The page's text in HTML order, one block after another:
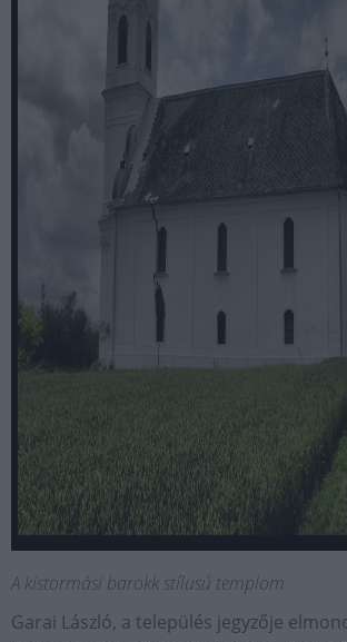
A kistormási barokk stílusú templom
Garai László, a település jegyzője